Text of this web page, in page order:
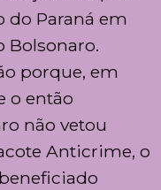
do Paraná em
Bolsonaro.
porque, em
o então
não vetou
Anticrime, o